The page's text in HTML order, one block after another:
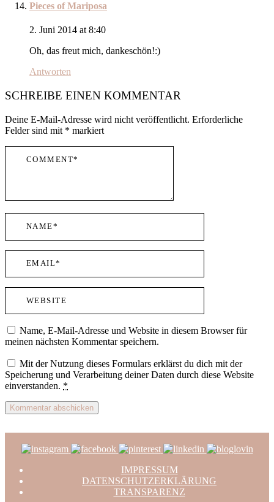
Pieces of Mariposa
2. Juni 2014 at 8:40
Oh, das freut mich, dankeschön!:)
Antworten
SCHREIBE EINEN KOMMENTAR
Deine E-Mail-Adresse wird nicht veröffentlicht. Erforderliche
Felder sind mit * markiert
Name, E-Mail-Adresse und Website in diesem Browser für
meinen nächsten Kommentar speichern.
Mit der Nutzung dieses Formulars erklärst du dich mit der
Speicherung und Verarbeitung deiner Daten durch diese Website
einverstanden. *
IMPRESSUM
DATENSCHUTZERKLÄRUNG
TRANSPARENZ